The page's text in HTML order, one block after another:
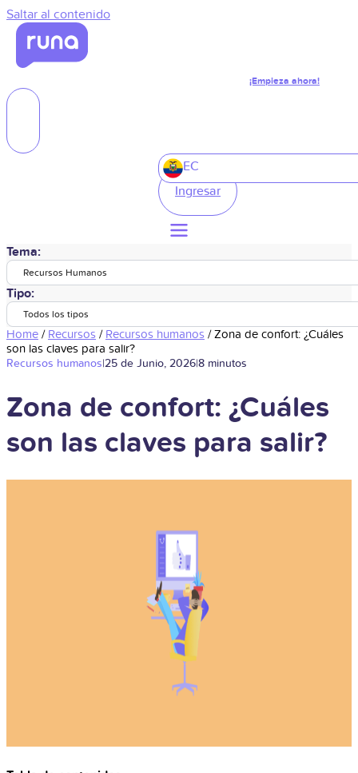
Saltar al contenido
¡Empieza ahora!
EC
Ingresar
Tema:
Recursos Humanos
Tipo:
Todos los tipos
Home / Recursos / Recursos humanos /Zona de confort: ¿Cuáles
son las claves para salir?
Recursos humanos|25 de Junio, 2026|8 minutos
Zona de confort: ¿Cuáles
son las claves para salir?